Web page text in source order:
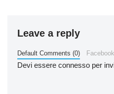
Leave a reply
Default Comments (0)
Devi essere connesso per